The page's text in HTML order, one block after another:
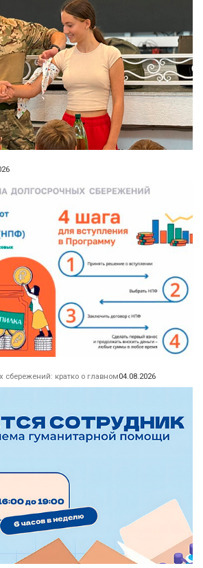
кратко о главном04.08.2026